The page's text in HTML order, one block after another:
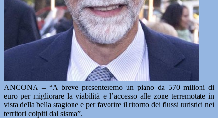
ANCONA – “A breve presenteremo un piano da 570 milioni di
euro per migliorare la viabilità e l’accesso alle zone terremotate in
vista della bella stagione e per favorire il ritorno dei flussi turistici nei
territori colpiti dal sisma”.